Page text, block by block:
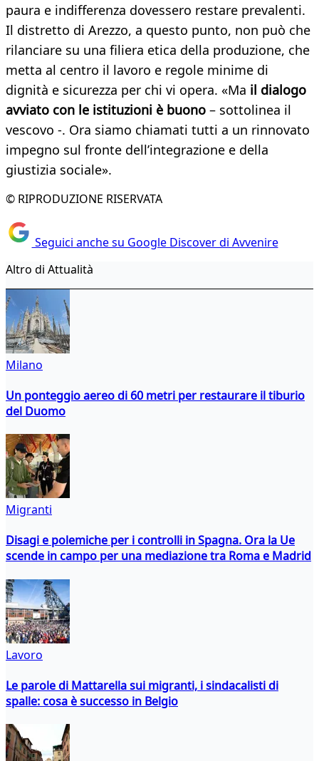
paura e indifferenza dovessero restare prevalenti.
Il distretto di Arezzo, a questo punto, non può che
rilanciare su una filiera etica della produzione, che
metta al centro il lavoro e regole minime di
dignità e sicurezza per chi vi opera. «Ma il dialogo
avviato con le istituzioni è buono – sottolinea il
vescovo -. Ora siamo chiamati tutti a un rinnovato
impegno sul fronte dell’integrazione e della
giustizia sociale».
© RIPRODUZIONE RISERVATA
Seguici anche su Google Discover di Avvenire
Altro di Attualità
Milano
Un ponteggio aereo di 60 metri per restaurare il tiburio
del Duomo
Migranti
Disagi e polemiche per i controlli in Spagna. Ora la Ue
scende in campo per una mediazione tra Roma e Madrid
Lavoro
Le parole di Mattarella sui migranti, i sindacalisti di
spalle: cosa è successo in Belgio